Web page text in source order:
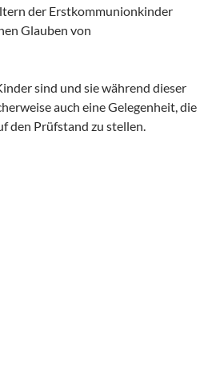
der Erstkommunionkinder
Glauben von
sind und sie während dieser
auch eine Gelegenheit, die
den Prüfstand zu stellen.